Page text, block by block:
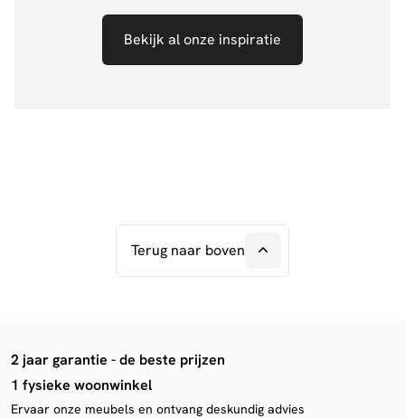
Bekijk al onze inspiratie
Terug naar boven
2 jaar garantie - de beste prijzen
1 fysieke woonwinkel
Ervaar onze meubels en ontvang deskundig advies